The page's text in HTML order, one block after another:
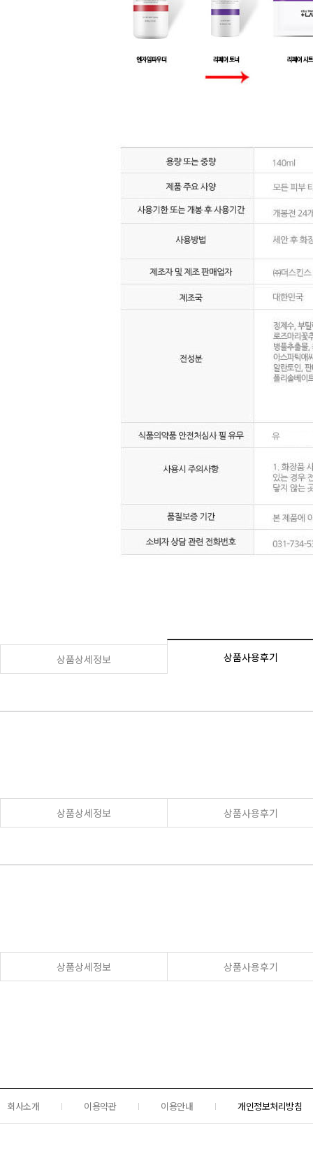
상품상세정보 상품사용후기
상품상세정보 상품사용후기
상품상세정보 상품사용후기
회사소개 이용약관 이용안내 개인정보처리방침